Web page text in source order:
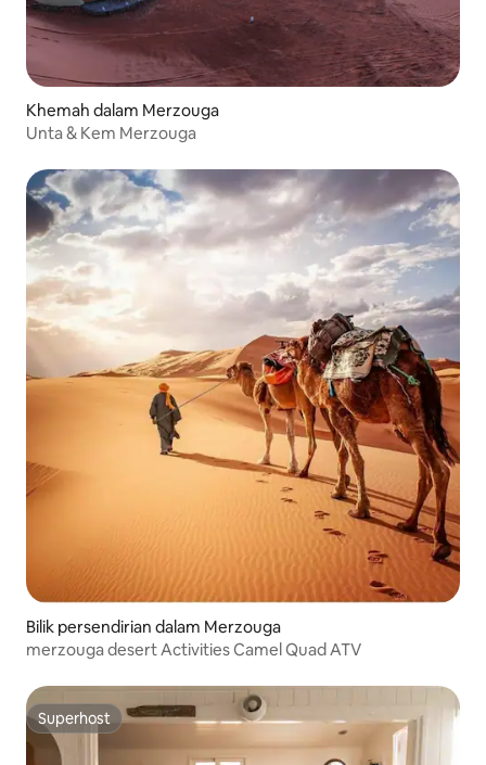
Khemah dalam Merzouga
Unta & Kem Merzouga
Bilik persendirian dalam Merzouga
merzouga desert Activities Camel Quad ATV
Superhost
Superhost